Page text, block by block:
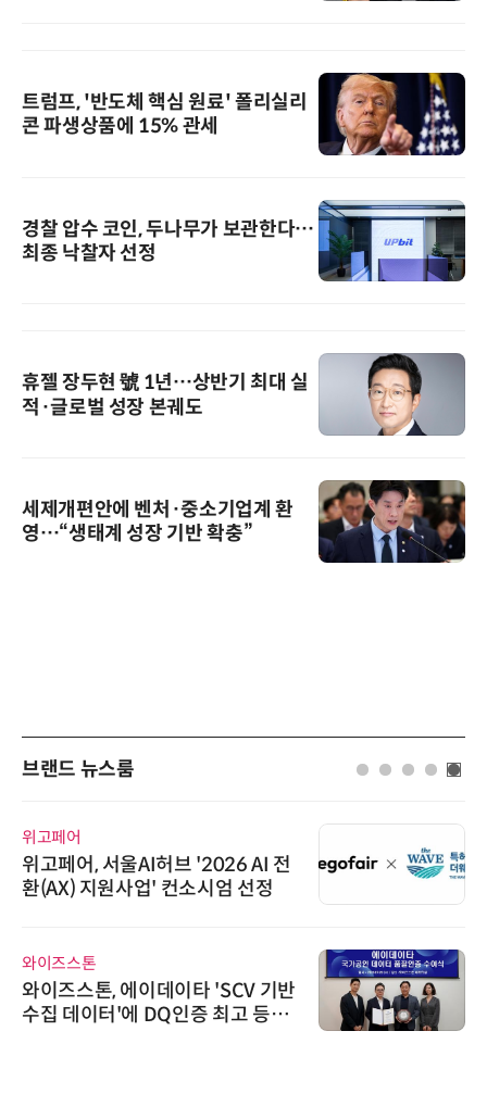
트럼프, '반도체 핵심 원료' 폴리실리
콘 파생상품에 15% 관세
경찰 압수 코인, 두나무가 보관한다…
최종 낙찰자 선정
휴젤 장두현 號 1년…상반기 최대 실
적·글로벌 성장 본궤도
세제개편안에 벤처·중소기업계 환
영…“생태계 성장 기반 확충”
브랜드 뉴스룸
위고페어
위고페어, 서울AI허브 '2026 AI 전
환(AX) 지원사업' 컨소시엄 선정
와이즈스톤
와이즈스톤, 에이데이타 'SCV 기반
수집 데이터'에 DQ인증 최고 등급